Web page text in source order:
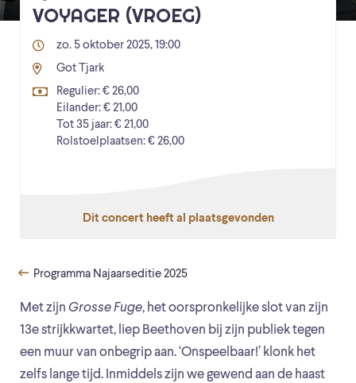
Met zijn Grosse Fuge, het oorspronkelijke slot van zijn
13e strijkkwartet, liep Beethoven bij zijn publiek tegen
een muur van onbegrip aan. ‘Onspeelbaar!’ klonk het
zelfs lange tijd. Inmiddels zijn we gewend aan de haast
VOYAGER (VROEG)
zo. 5 oktober 2025, 19:00
Got Tjark
Regulier: € 26,00
Eilander: € 21,00
Tot 35 jaar: € 21,00
Rolstoelplaatsen: € 26,00
Dit concert heeft al plaatsgevonden
Programma Najaarseditie 2025